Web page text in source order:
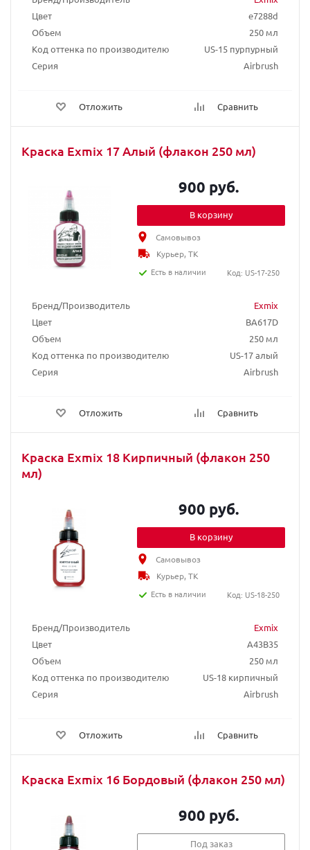
Цвет
e7288d
Объем
250 мл
Код оттенка по производителю
US-15 пурпурный
Серия
Airbrush
Отложить Сравнить
Краска Exmix 17 Алый (флакон 250 мл)
Бренд/Производитель
Exmix
Цвет
BA617D
Объем
250 мл
Код оттенка по производителю
US-17 алый
Серия
Airbrush
Отложить Сравнить
900 руб.
В корзину
Самовывоз
Курьер, ТК
Есть в наличии
Код: US-17-250
Краска Exmix 18 Кирпичный (флакон 250
мл)
Бренд/Производитель
Exmix
Цвет
A43B35
Объем
250 мл
Код оттенка по производителю
US-18 кирпичный
Серия
Airbrush
Отложить Сравнить
900 руб.
В корзину
Самовывоз
Курьер, ТК
Есть в наличии
Код: US-18-250
Краска Exmix 16 Бордовый (флакон 250 мл)
900 руб.
Под заказ